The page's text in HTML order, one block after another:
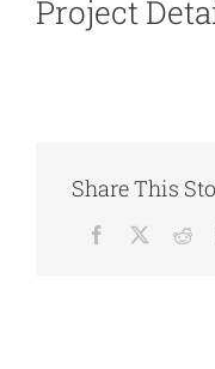
Project
Share This
Facebook